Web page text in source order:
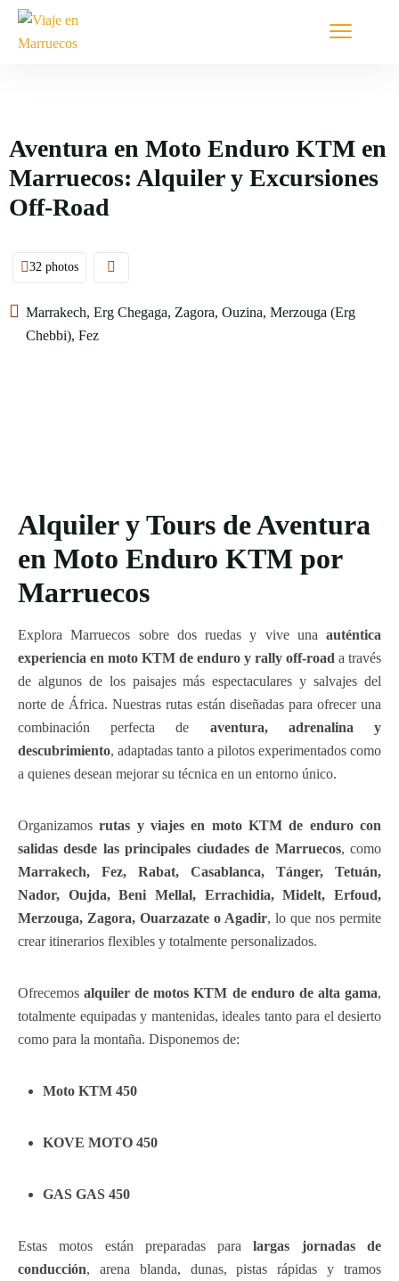
Aventura en Moto Enduro KTM en
Marruecos: Alquiler y Excursiones
Off-Road
32 photos
Marrakech, Erg Chegaga, Zagora, Ouzina, Merzouga (Erg
Chebbi), Fez
Alquiler y Tours de Aventura
en Moto Enduro KTM por
Marruecos
Explora Marruecos sobre dos ruedas y vive una auténtica
experiencia en moto KTM de enduro y rally off-road a través
de algunos de los paisajes más espectaculares y salvajes del
norte de África. Nuestras rutas están diseñadas para ofrecer una
combinación perfecta de aventura, adrenalina y
descubrimiento, adaptadas tanto a pilotos experimentados como
a quienes desean mejorar su técnica en un entorno único.
Organizamosrutas y viajes en moto KTM de enduro con
salidas desde las principales ciudades de Marruecos, como
Marrakech, Fez, Rabat, Casablanca, Tánger, Tetuán,
Nador, Oujda, Beni Mellal, Errachidia, Midelt, Erfoud,
Merzouga, Zagora, Ouarzazate o Agadir, lo que nos permite
crear itinerarios flexibles y totalmente personalizados.
Ofrecemosalquiler de motos KTM de enduro de alta gama,
totalmente equipadas y mantenidas, ideales tanto para el desierto
como para la montaña. Disponemos de:
Moto KTM 450
KOVE MOTO 450
GAS GAS 450
Estas motos están preparadas paralargas jornadas de
conducción, arena blanda, dunas, pistas rápidas y tramos